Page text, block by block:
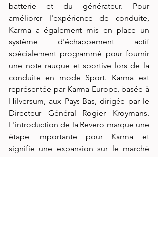
batterie et du générateur. Pour
améliorer l'expérience de conduite,
Karma a également mis en place un
système d'échappement actif
spécialement programmé pour fournir
une note rauque et sportive lors de la
conduite en mode Sport. Karma est
représentée par Karma Europe, basée à
Hilversum, aux Pays-Bas, dirigée par le
Directeur Général Rogier Kroymans.
L'introduction de la Revero marque une
étape importante pour Karma et
signifie une expansion sur le marché